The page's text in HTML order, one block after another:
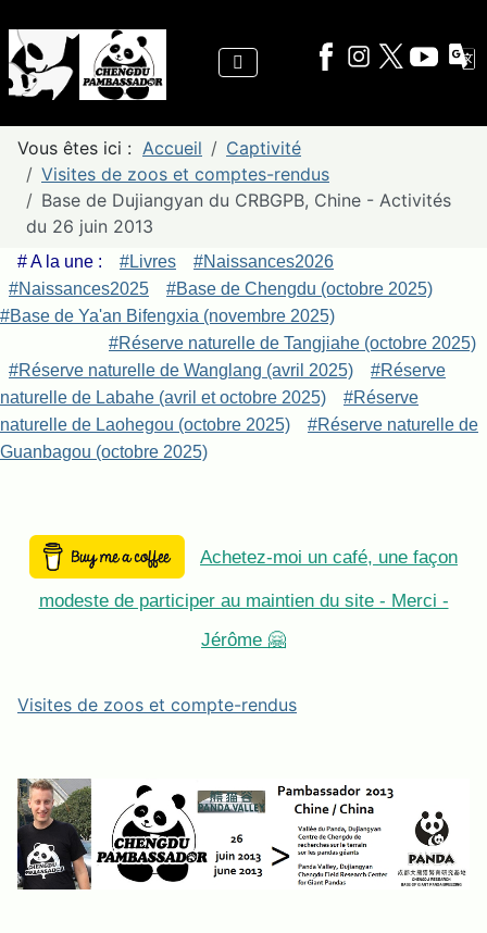
Vous êtes ici : Accueil
Captivité
Visites de zoos et comptes-rendus
Base de Dujiangyan du CRBGPB, Chine - Activités
du 26 juin 2013
# A la une : #Livres
#Naissances2026
#Naissances2025
#Base de Chengdu (octobre 2025)
#Base de Ya'an Bifengxia (novembre 2025)
#Réserve naturelle de Tangjiahe (octobre 2025)
#Réserve naturelle de Wanglang (avril 2025)
#Réserve
naturelle de Labahe (avril et octobre 2025)
#Réserve
naturelle de Laohegou (octobre 2025)
#Réserve naturelle de
Guanbagou (octobre 2025)
Achetez-moi un café, une façon
modeste de participer au maintien du site - Merci -
Jérôme 🤗
Visites de zoos et compte-rendus